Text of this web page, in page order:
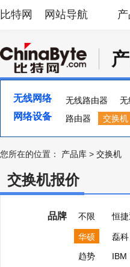
比特网 网站导航
无线网络 无线路由器 无
网络设备 路由器 交换机
流量计
集线器
您所在的位置： 产品库 > 交换机
交换机报价
品牌 不限 恒
华硕 磊科
趋势
IBM